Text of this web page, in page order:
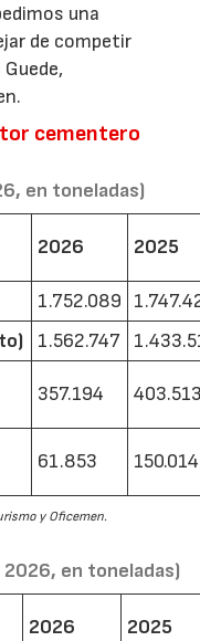
una
de competir
cementero
en toneladas)
2026 2025
1.752.089
1.562.747
357.194
61.853 150.014
y Oficemen.
en toneladas)
2026 2025